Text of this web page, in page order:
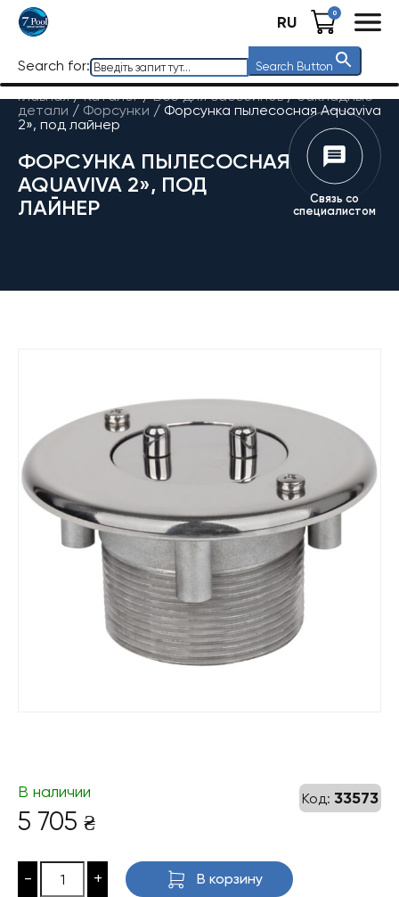
RU 0
Search for: Search Button
Главная / Каталог/Все для бассейнов/Закладные
детали / Форсунки / Форсунка пылесосная Aquaviva
2», под лайнер
ФОРСУНКА ПЫЛЕСОСНАЯ
AQUAVIVA 2», ПОД
ЛАЙНЕР
Связь со
специалистом
Код: 33573
В наличии
5 705 ₴
- + В корзину